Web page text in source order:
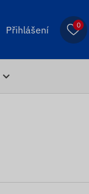
Přihlášení 0